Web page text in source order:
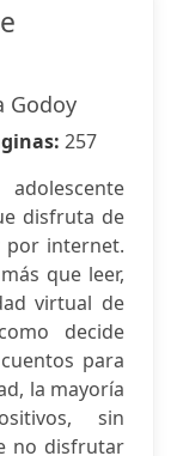
Godoy
257
disfruta de
por internet.
que leer,
virtual de
decide
para
la mayoría
sin
no disfrutar